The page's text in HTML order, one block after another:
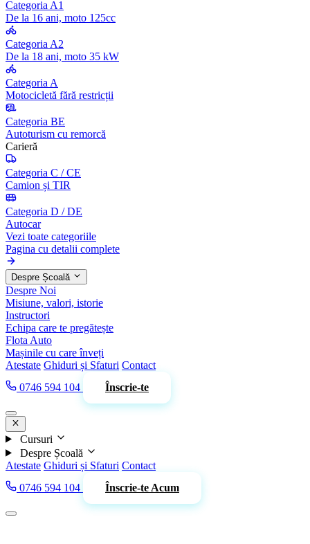
Categoria A1
De la 16 ani, moto 125cc
Categoria A2
De la 18 ani, moto 35 kW
Categoria A
Motocicletă fără restricții
Categoria BE
Autoturism cu remorcă
Carieră
Categoria C / CE
Camion și TIR
Categoria D / DE
Autocar
Vezi toate categoriile
Pagina cu detalii complete
Despre Școală
Despre Noi
Misiune, valori, istorie
Instructori
Echipa care te pregătește
Flota Auto
Mașinile cu care înveți
Atestate Ghiduri și Sfaturi Contact
0746 594 104
Înscrie-te
Cursuri
Despre Școală
Atestate Ghiduri și Sfaturi Contact
0746 594 104
Înscrie-te Acum